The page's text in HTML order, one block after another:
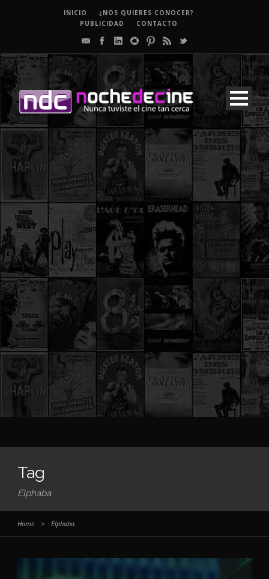
INICIO
¿NOS QUIERES CONOCER?
PUBLICIDAD
CONTACTO
Tag
Elphaba
Home > Elphaba